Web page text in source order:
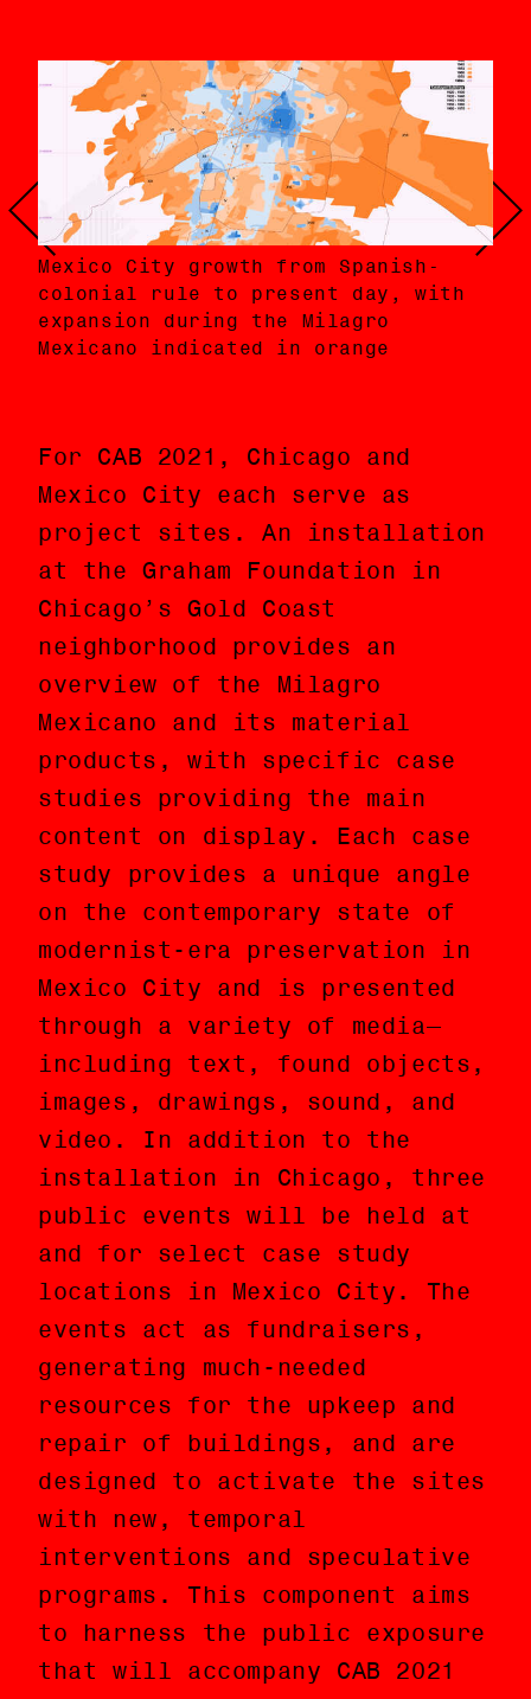
Mexico City growth from Spanish-
colonial rule to present day, with
expansion during the Milagro
Mexicano indicated in orange
Crecimiento de la Ciudad de México
desde la conquista española hasta la
actualidad, indicando la expansión
durante el Milagro Mexicano en
naranja
For CAB 2021, Chicago and
Mexico City each serve as
project sites. An installation
at the Graham Foundation in
Chicago’s Gold Coast
neighborhood provides an
overview of the Milagro
Mexicano and its material
products, with specific case
studies providing the main
content on display. Each case
study provides a unique angle
on the contemporary state of
modernist-era preservation in
Mexico City and is presented
through a variety of media—
including text, found objects,
images, drawings, sound, and
video. In addition to the
installation in Chicago, three
public events will be held at
and for select case study
locations in Mexico City. The
events act as fundraisers,
generating much-needed
resources for the upkeep and
repair of buildings, and are
designed to activate the sites
with new, temporal
interventions and speculative
programs. This component aims
to harness the public exposure
that will accompany CAB 2021
Para CAB 2021, Chicago y la
Ciudad de México sirven como
sitios de proyecto. Una
instalación en la Graham
Foundation en el vecindario de
la Gold Coast de Chicago
proporciona un panorama del
Milagro Mexicano y de sus
productos materiales,
presentando casos de estudio
específicos los cuales
estructuran el contenido
principal exhibido. Cada caso
de estudio proporciona un
ángulo único sobre el estado
actual de la preservación de
las estructuras modernas en la
Ciudad de México y es
presentado a través de una
variedad de medios —incluyendo
texto, objetos encontrados,
imágenes, dibujos y video.
Además de la instalación en
Chicago, se llevarán a cabo
tres eventos públicos en favor
de casos de estudio
seleccionados en la Ciudad de
México. Los eventos funcionan
como colectas de fondos,
generando recursos muy
necesarios para el
mantenimiento y la reparación
de los edificios, y son